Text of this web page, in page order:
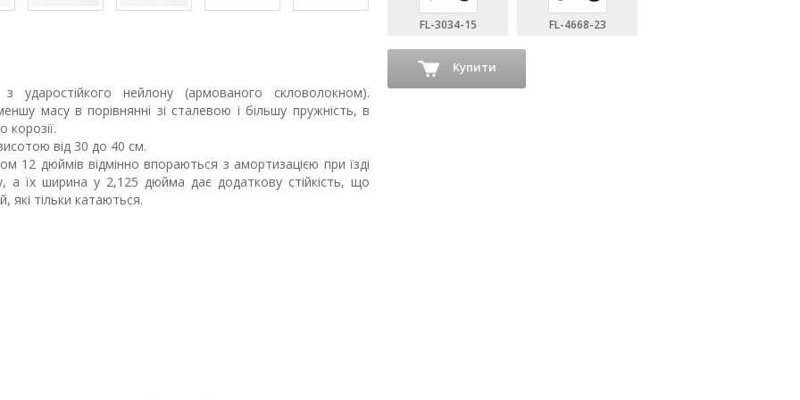
FL-3034-15 FL-4668-23
Купити
ударостійкого нейлону (армованого скловолокном).
масу в порівнянні зі сталевою і більшу пружність, в
корозії.
від 30 до 40 см.
12 дюймів відмінно впораються з амортизацією при їзді
а їх ширина у 2,125 дюйма дає додаткову стійкість, що
які тільки катаються.